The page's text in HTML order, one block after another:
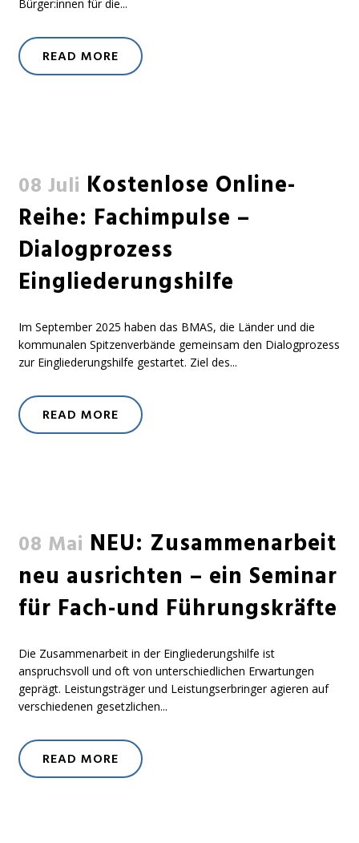
Bürger:innen für die...
READ MORE
08 Juli Kostenlose Online-
Reihe: Fachimpulse –
Dialogprozess
Eingliederungshilfe
Im September 2025 haben das BMAS, die Länder und die
kommunalen Spitzenverbände gemeinsam den Dialogprozess
zur Eingliederungshilfe gestartet. Ziel des...
READ MORE
08 Mai NEU: Zusammenarbeit
neu ausrichten – ein Seminar
für Fach-und Führungskräfte
Die Zusammenarbeit in der Eingliederungshilfe ist
anspruchsvoll und oft von unterschiedlichen Erwartungen
geprägt. Leistungsträger und Leistungserbringer agieren auf
verschiedenen gesetzlichen...
READ MORE